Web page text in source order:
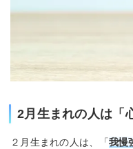
2月生まれの人は「
２月生まれの人は、「我慢